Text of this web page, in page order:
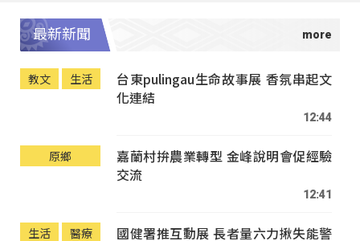
最新新聞
教文 生活
台東pulingau生命故事展 香氛串起文
化連結
12:44
原鄉
嘉蘭村拚農業轉型 金峰說明會促經驗
交流
12:41
生活 醫療
國健署推互動展 長者量六力揪失能警